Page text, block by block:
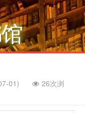
01)
26次浏